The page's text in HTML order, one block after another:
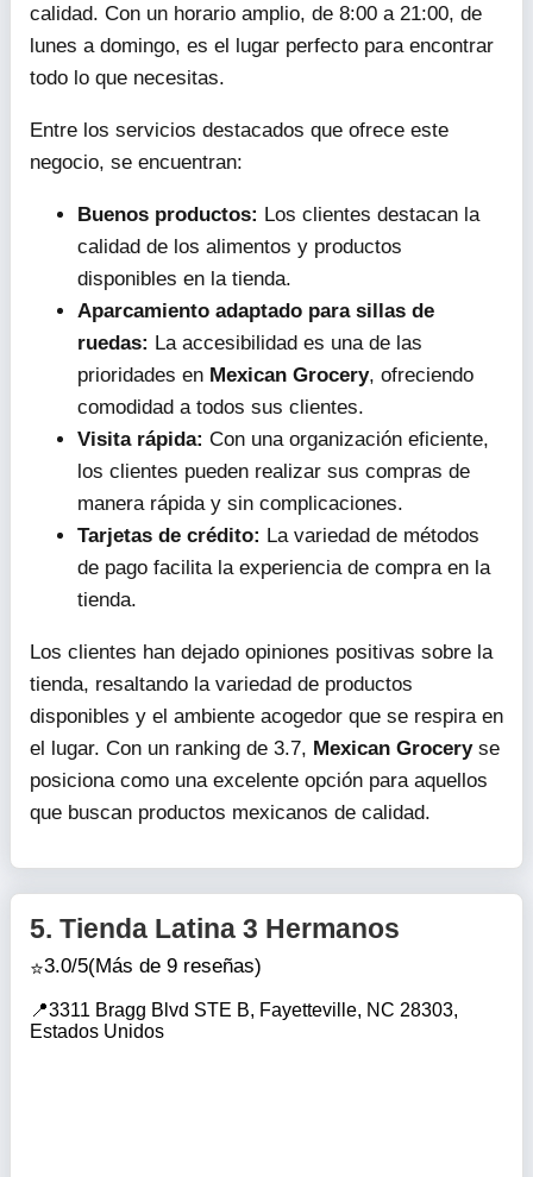
calidad. Con un horario amplio, de 8:00 a 21:00, de
lunes a domingo, es el lugar perfecto para encontrar
todo lo que necesitas.
Entre los servicios destacados que ofrece este
negocio, se encuentran:
Buenos productos: Los clientes destacan la
calidad de los alimentos y productos
disponibles en la tienda.
Aparcamiento adaptado para sillas de
ruedas: La accesibilidad es una de las
prioridades en Mexican Grocery, ofreciendo
comodidad a todos sus clientes.
Visita rápida: Con una organización eficiente,
los clientes pueden realizar sus compras de
manera rápida y sin complicaciones.
Tarjetas de crédito: La variedad de métodos
de pago facilita la experiencia de compra en la
tienda.
Los clientes han dejado opiniones positivas sobre la
tienda, resaltando la variedad de productos
disponibles y el ambiente acogedor que se respira en
el lugar. Con un ranking de 3.7, Mexican Groceryse
posiciona como una excelente opción para aquellos
que buscan productos mexicanos de calidad.
5. Tienda Latina 3 Hermanos
3.0/5(Más de 9 reseñas)
3311 Bragg Blvd STE B, Fayetteville, NC 28303,
Estados Unidos